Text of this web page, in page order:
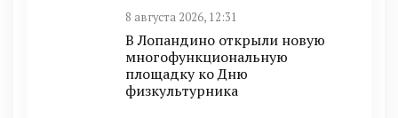
8 августа 2026, 12:31
В Лопандино открыли новую
многофункциональную
площадку ко Дню
физкультурника